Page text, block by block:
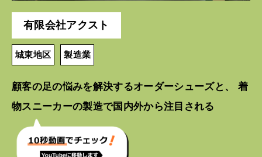
有限会社アクスト
城東地区 製造業
顧客の足の悩みを解決するオーダーシューズと、 着
物スニーカーの製造で国内外から注目される